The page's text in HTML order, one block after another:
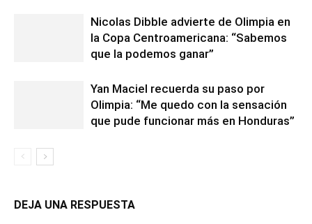
Nicolas Dibble advierte de Olimpia en
la Copa Centroamericana: “Sabemos
que la podemos ganar”
Yan Maciel recuerda su paso por
Olimpia: “Me quedo con la sensación
que pude funcionar más en Honduras”
DEJA UNA RESPUESTA